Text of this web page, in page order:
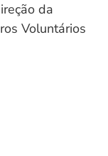
da
Voluntários